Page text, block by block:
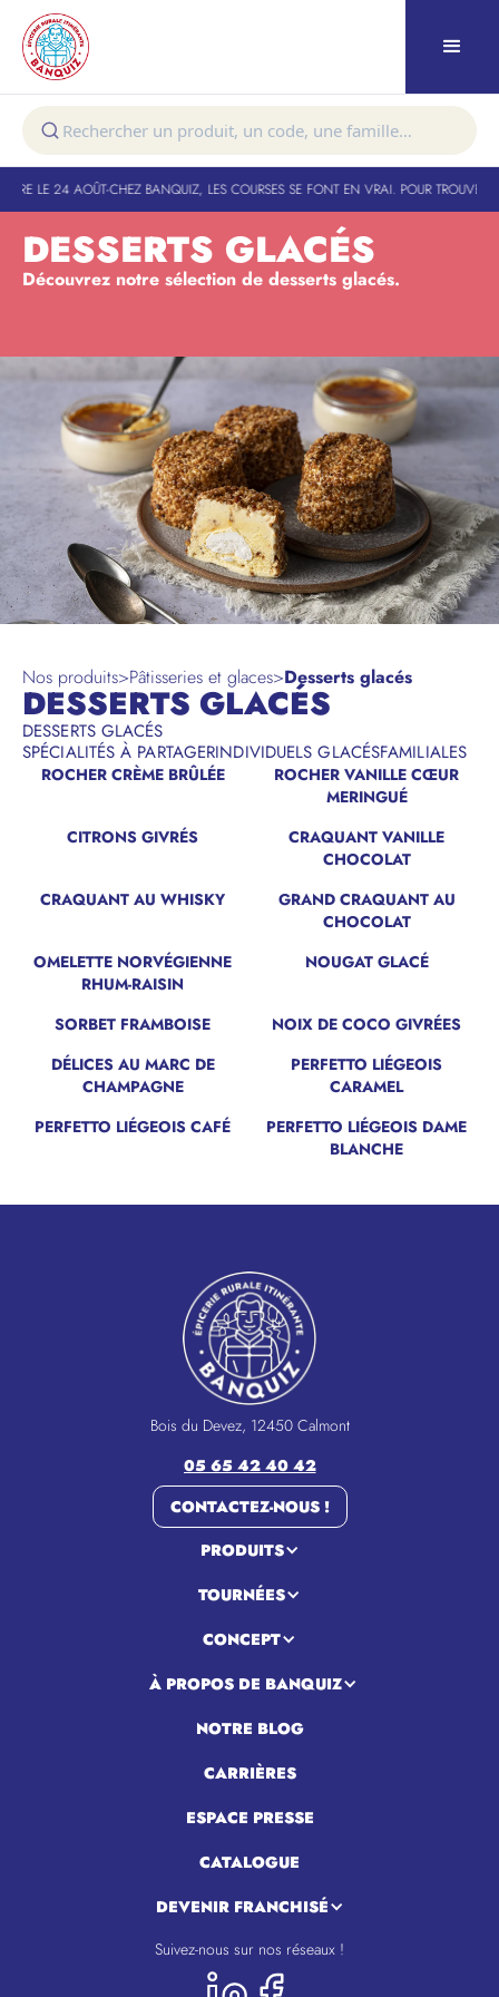
LE 24 AOÛT-CHEZ BANQUIZ, LES COURSES SE FONT EN VRAI. POUR TROUVER
DESSERTS GLACÉS
Découvrez notre sélection de desserts glacés.
Nos produits>Pâtisseries et glaces>Desserts glacés
DESSERTS GLACÉS
DESSERTS GLACÉS
SPÉCIALITÉS À PARTAGERINDIVIDUELS GLACÉSFAMILIALES
ROCHER CRÈME BRÛLÉE
ROCHER VANILLE CŒUR
MERINGUÉ
CITRONS GIVRÉS
CRAQUANT VANILLE
CHOCOLAT
CRAQUANT AU WHISKY
GRAND CRAQUANT AU
CHOCOLAT
OMELETTE NORVÉGIENNE
RHUM-RAISIN
NOUGAT GLACÉ
SORBET FRAMBOISE
NOIX DE COCO GIVRÉES
DÉLICES AU MARC DE
CHAMPAGNE
PERFETTO LIÉGEOIS
CARAMEL
PERFETTO LIÉGEOIS CAFÉ
PERFETTO LIÉGEOIS DAME
BLANCHE
Bois du Devez, 12450 Calmont
05 65 42 40 42
CONTACTEZ-NOUS !
PRODUITS
TOURNÉES
CONCEPT
À PROPOS DE BANQUIZ
NOTRE BLOG
CARRIÈRES
ESPACE PRESSE
CATALOGUE
DEVENIR FRANCHISÉ
Suivez-nous sur nos réseaux !